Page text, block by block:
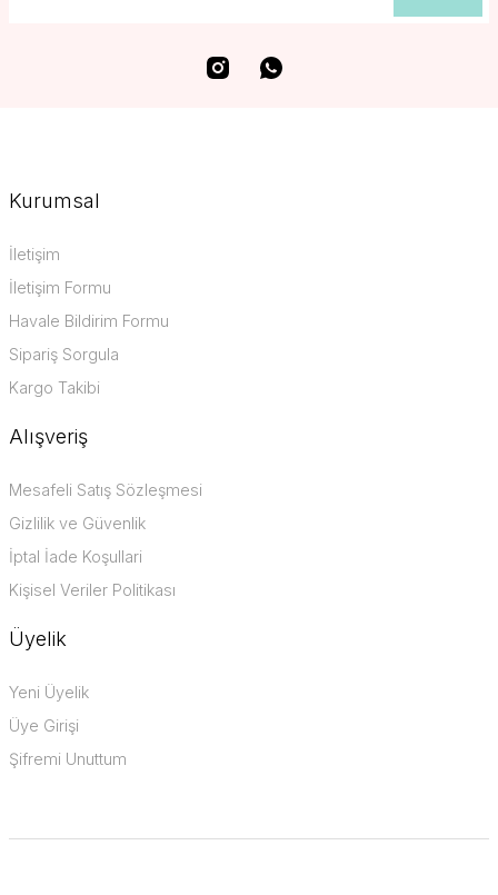
Kurumsal
İletişim
İletişim Formu
Havale Bildirim Formu
Sipariş Sorgula
Kargo Takibi
Alışveriş
Mesafeli Satış Sözleşmesi
Gizlilik ve Güvenlik
İptal İade Koşullari
Kişisel Veriler Politikası
Üyelik
Yeni Üyelik
Üye Girişi
Şifremi Unuttum